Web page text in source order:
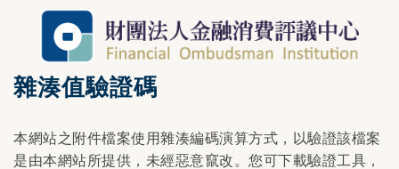
雜湊值驗證碼
本網站之附件檔案使用雜湊編碼演算方式，以驗證該檔案
是由本網站所提供，未經惡意竄改。您可下載驗證工具，